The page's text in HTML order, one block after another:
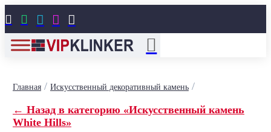
    
Главная/ Искусственный декоративный камень/
← Назад в категорию «Искусственный камень
White Hills»